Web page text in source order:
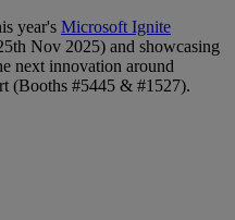
year's Microsoft Ignite
Nov 2025) and showcasing
next innovation around
(Booths #5445 & #1527).